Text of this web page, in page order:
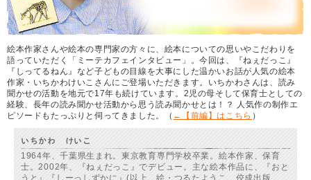
絵本作家さんや絵本の専門家の方々に、絵本についての思いやこだわりを
語っていただく「ミーテカフェインタビュー」。今回は、『ねぇだっこ』
『しってるねん』など子どもの目線を大事にした温かいお話が人気の絵本
作家・いちかわけいこさんにご登場いただきます。いちかわさんは、読み
聞かせの活動を地元で17年も続けています。2児の母そして保育士としての
経験、長年の読み聞かせ活動から思う読み聞かせとは！？ 人気作の制作エ
ピソードもたっぷりと伺ってきました。（ ←【前編】はこちら ）
いちかわ けいこ
1964年、千葉県生まれ。東京教育専門学校卒業。絵本作家、保育
士。2002年、『ねぇだっこ』でデビュー。主な絵本作品に、『おと